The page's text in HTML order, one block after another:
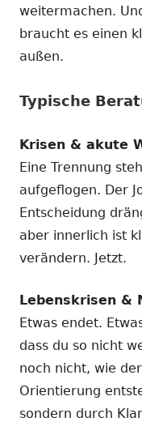
weitermachen.
braucht es einen
außen.
Typische
Krisen & akute
Eine Trennung
aufgeflogen. Der
Entscheidung
aber innerlich ist
verändern. Jetzt.
Lebenskrisen &
Etwas endet.
dass du so nicht
noch nicht, wie
Orientierung
sondern durch